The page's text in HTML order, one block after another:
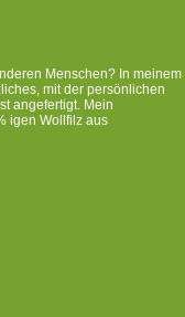
Menschen? In meinem
mit der persönlichen
angefertigt. Mein
igen Wollfilz aus